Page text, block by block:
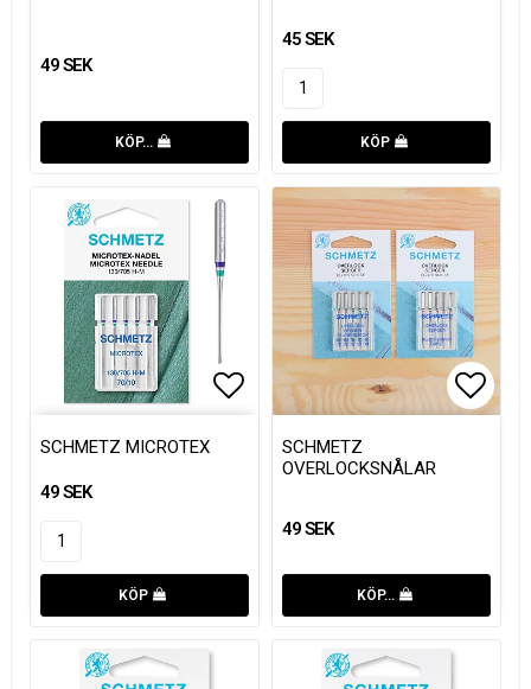
49 SEK
KÖP…
45 SEK
KÖP
Lägg till i favoritlistan
SCHMETZ MICROTEX
49 SEK
KÖP
SCHMETZ
OVERLOCKSNÅLAR
49 SEK
KÖP…